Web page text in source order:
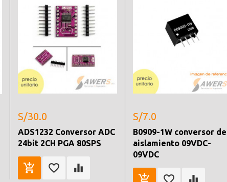
S/30.0
ADS1232 Conversor ADC
24bit 2CH PGA 80SPS
S/7.0
B0909-1W conversor de
aislamiento 09VDC-
09VDC